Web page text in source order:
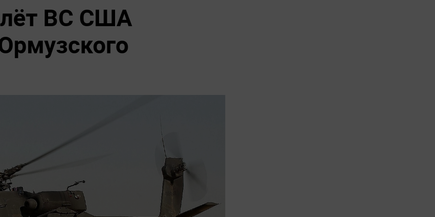
ВС США